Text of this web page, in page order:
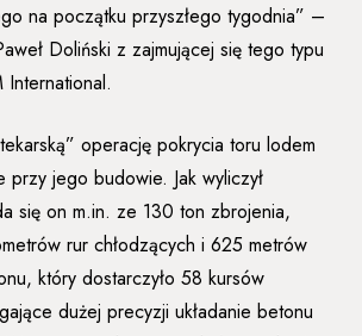
na początku przyszłego tygodnia” –
Doliński z zajmującej się tego typu
operację pokrycia toru lodem
przy jego budowie. Jak wyliczył
się on m.in. ze 130 ton zbrojenia,
rur chłodzących i 625 metrów
który dostarczyło 58 kursów
dużej precyzji układanie betonu